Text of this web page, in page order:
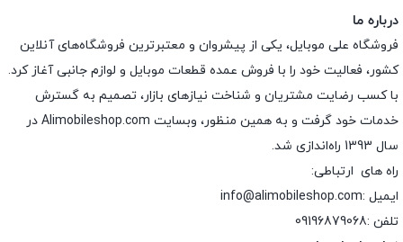
درباره ما
فروشگاه علی موبایل، یکی از پیشروان و معتبرترین فروشگاه‌های آنلاین
کشور، فعالیت خود را با فروش عمده قطعات موبایل و لوازم جانبی آغاز کرد.
با کسب رضایت مشتریان و شناخت نیازهای بازار، تصمیم به گسترش
خدمات خود گرفت و به همین منظور، وبسایت Alimobileshop.com در
سال 1393 راه‌اندازی شد.
راه های ارتباطی:
ایمیل :info@alimobileshop.com
تلفن :09196879068